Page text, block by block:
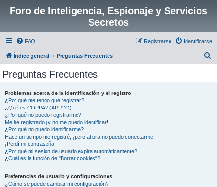
Foro de Inteligencia, Espionaje y Servicios
Secretos
FAQ Identificarse
Registrarse
Índice general Preguntas Frecuentes
Preguntas Frecuentes
Problemas acerca de la identificación y el registro
¿Por qué me tengo que registrar?
¿Qué es COPPA? (APPCO)
¿Por qué no puedo registrarme?
Me he registrado ¡y no me puedo identificar!
¿Por qué no puedo identificarme?
Hace un tiempo me registré, ¡pero ahora no puedo conectarme!
¡Perdí mi contraseña!
¿Por qué mi sesión de usuario expira automáticamente?
¿Cuál es la función de "Borrar cookies"?
Preferencias de usuario y configuraciones
¿Cómo se puede cambiar mi configuración?